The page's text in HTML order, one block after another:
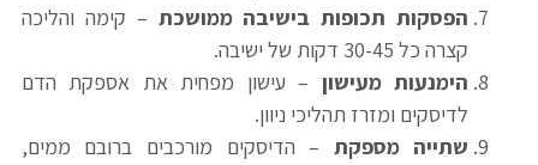
הפסקות תכופות בישיבה ממושכת – קימה והליכה
קצרה כל 30-45 דקות של ישיבה.
הימנעות מעישון – עישון מפחית את אספקת הדם
לדיסקים ומזרז תהליכי ניוון.
שתייה מספקת – הדיסקים מורכבים ברובם ממים,